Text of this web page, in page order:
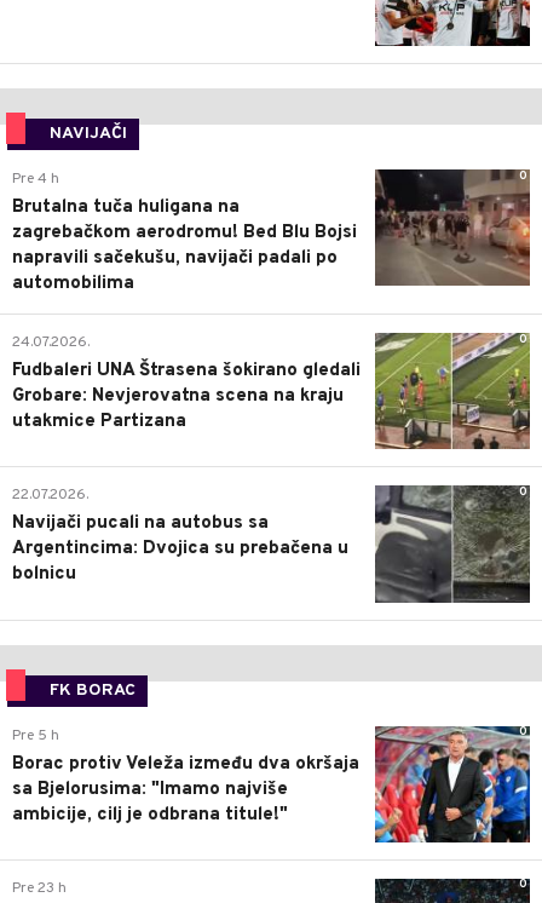
NAVIJAČI
0
Pre 4 h
Brutalna tuča huligana na
zagrebačkom aerodromu! Bed Blu Bojsi
napravili sačekušu, navijači padali po
automobilima
0
24.07.2026.
Fudbaleri UNA Štrasena šokirano gledali
Grobare: Nevjerovatna scena na kraju
utakmice Partizana
0
22.07.2026.
Navijači pucali na autobus sa
Argentincima: Dvojica su prebačena u
bolnicu
FK BORAC
0
Pre 5 h
Borac protiv Veleža između dva okršaja
sa Bjelorusima: "Imamo najviše
ambicije, cilj je odbrana titule!"
0
Pre 23 h